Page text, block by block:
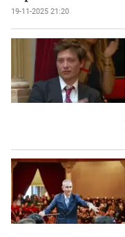
19-11-2025 21:20